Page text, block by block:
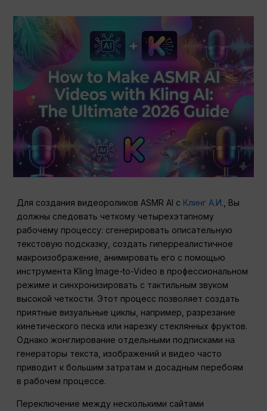
Для создания видеороликов ASMR AI с Клинг А.И. , Вы
должны следовать четкому четырехэтапному
рабочему процессу: сгенерировать описательную
текстовую подсказку, создать гиперреалистичное
макроизображение, анимировать его с помощью
инструмента Kling Image-to-Video в профессиональном
режиме и синхронизировать с тактильным звуком
высокой четкости. Этот процесс позволяет создать
приятные визуальные циклы, например, разрезание
кинетического песка или нарезку стеклянных фруктов.
Однако жонглирование отдельными подписками на
генераторы текста, изображений и видео часто
приводит к большим затратам и досадным перебоям
в рабочем процессе.
Переключение между несколькими сайтами